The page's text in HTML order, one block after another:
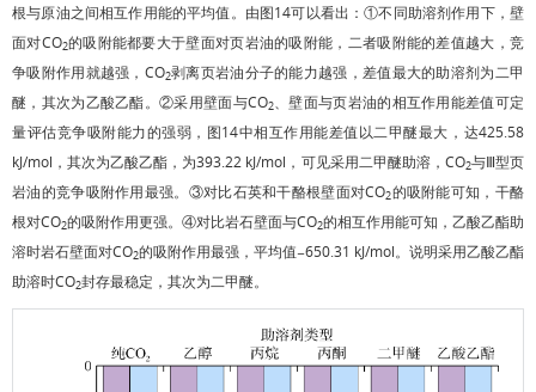
根与原油之间相互作用能的平均值。由图14可以看出：①不同助溶剂作用下，壁
面对CO2的吸附能都要大于壁面对页岩油的吸附能，二者吸附能的差值越大，竞
争吸附作用就越强，CO2剥离页岩油分子的能力越强，差值最大的助溶剂为二甲
醚，其次为乙酸乙酯。②采用壁面与CO2、壁面与页岩油的相互作用能差值可定
量评估竞争吸附能力的强弱， 图14中相互作用能差值以二甲醚最大，达425.58
kJ/mol，其次为乙酸乙酯，为393.22 kJ/mol，可见采用二甲醚助溶，CO2与Ⅲ型页
岩油的竞争吸附作用最强。③对比石英和干酪根壁面对CO2的吸附能可知，干酪
根对CO2的吸附作用更强。④对比岩石壁面与CO2的相互作用能可知，乙酸乙酯助
溶时岩石壁面对CO2的吸附作用最强，平均值−650.31 kJ/mol。说明采用乙酸乙酯
助溶时CO2封存最稳定，其次为二甲醚。